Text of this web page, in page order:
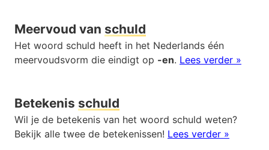
Meervoud van schuld
Het woord schuld heeft in het Nederlands één
meervoudsvorm die eindigt op -en. Lees verder »
Betekenis schuld
Wil je de betekenis van het woord schuld weten?
Bekijk alle twee de betekenissen! Lees verder »